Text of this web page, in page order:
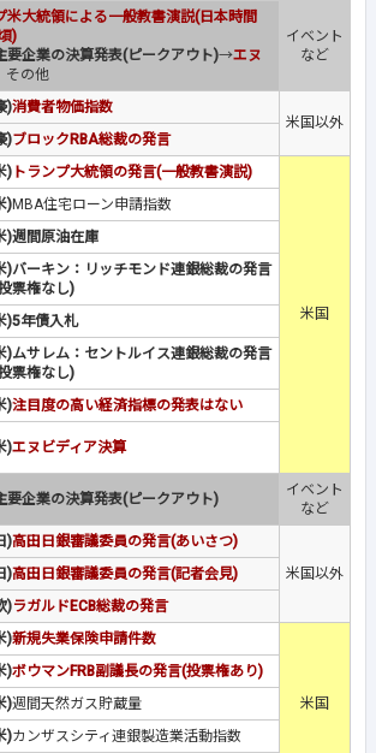
米大統領による一般教書演説(日本時間
)
要企業の決算発表(ピークアウト)→エヌ
その他
イベント
など
)消費者物価指数
米国以外
)ブロックRBA総裁の発言
) トランプ大統領の発言(一般教書演説)
米国
)MBA住宅ローン申請指数
)週間原油在庫
)バーキン：リッチモンド連銀総裁の発言
票権なし)
)5年債入札
)ムサレム：セントルイス連銀総裁の発言
票権なし)
)注目度の高い経済指標の発表はない
)エヌビディア決算
要企業の決算発表(ピークアウト)
イベント
など
)高田日銀審議委員の発言(あいさつ)
米国以外
)高田日銀審議委員の発言(記者会見)
)ラガルドECB総裁の発言
)新規失業保険申請件数
米国
)ボウマンFRB副議長の発言(投票権あり)
)週間天然ガス貯蔵量
)カンザスシティ連銀製造業活動指数